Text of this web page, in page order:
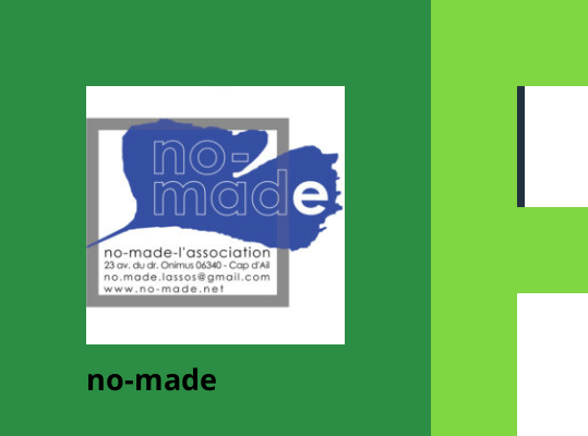
no-made